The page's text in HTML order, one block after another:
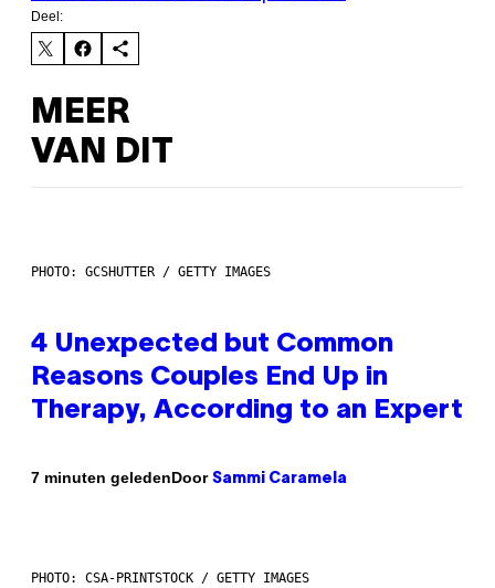
Deel:
MEER
VAN DIT
PHOTO: GCSHUTTER / GETTY IMAGES
4 Unexpected but Common
Reasons Couples End Up in
Therapy, According to an Expert
7 minuten geledenDoor Sammi Caramela
PHOTO: CSA-PRINTSTOCK / GETTY IMAGES